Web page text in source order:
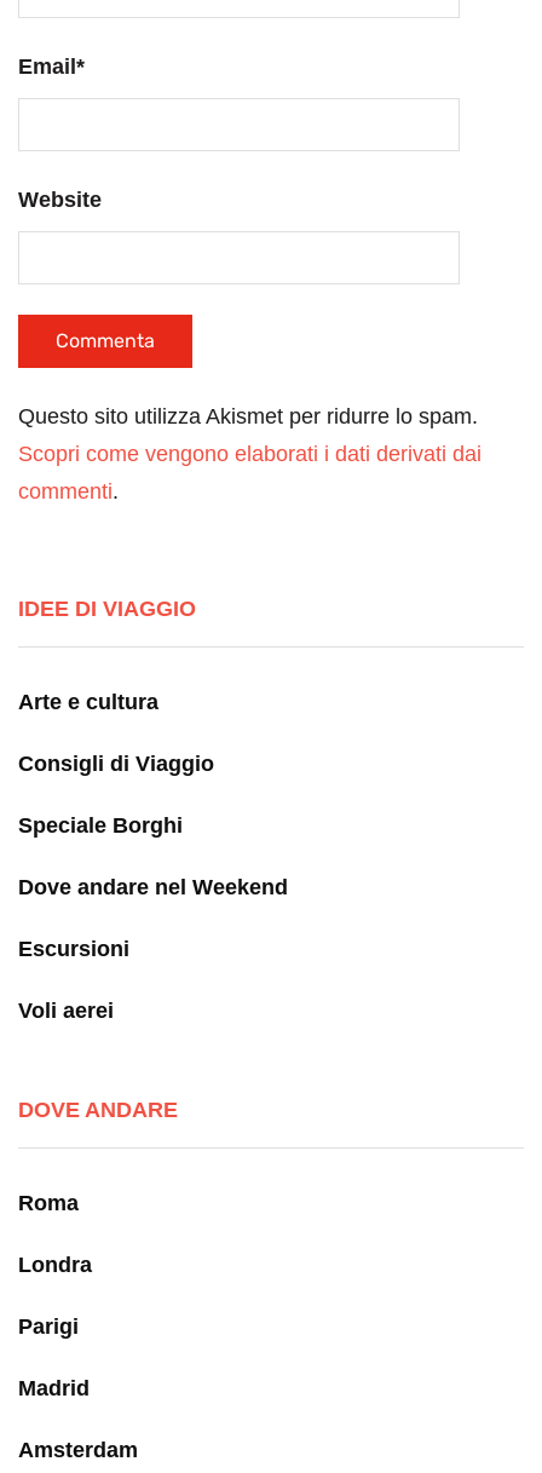
Email*
Website
Questo sito utilizza Akismet per ridurre lo spam.
Scopri come vengono elaborati i dati derivati dai
commenti.
IDEE DI VIAGGIO
Arte e cultura
Consigli di Viaggio
Speciale Borghi
Dove andare nel Weekend
Escursioni
Voli aerei
DOVE ANDARE
Roma
Londra
Parigi
Madrid
Amsterdam